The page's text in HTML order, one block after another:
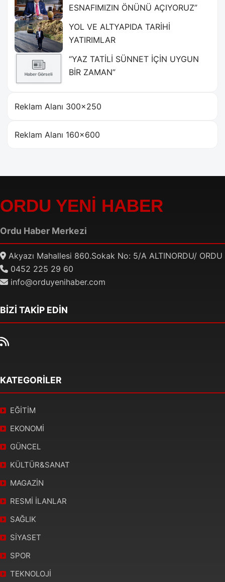
ESNAFIMIZIN ÖNÜNÜ AÇIYORUZ”
YOL VE ALTYAPIDA TARİHİ
YATIRIMLAR
“YAZ TATİLİ SÜNNET İÇİN UYGUN
BİR ZAMAN”
Reklam Alanı 300×250
Reklam Alanı 160×600
ORDU YENİ HABER
Ordu Haber Merkezi
Akyazı Mahallesi 860.Sokak No: 5/A ALTINORDU/ ORDU
0452 225 29 60
info@orduyenihaber.com
BİZİ TAKİP EDİN
KATEGORİLER
EĞİTİM
EKONOMİ
GÜNCEL
KÜLTÜR&SANAT
MAGAZİN
RESMİ İLANLAR
SAĞLIK
SİYASET
SPOR
TEKNOLOJİ